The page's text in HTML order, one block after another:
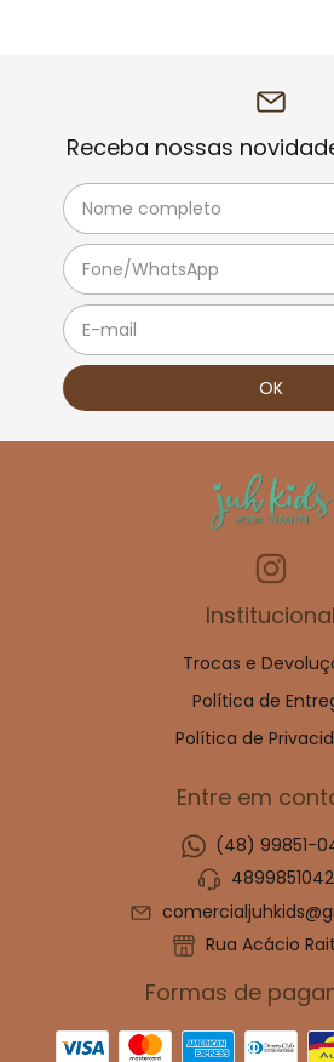
Receba nossas
Institucional
Trocas e
Política de
Política de
Entre em
(48) 99851-
Rua Acácio
Formas de